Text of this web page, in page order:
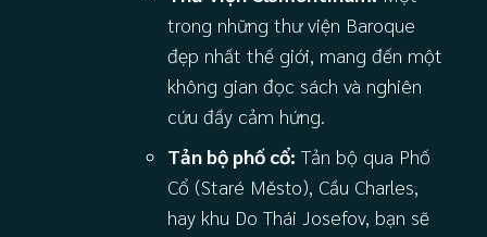
trong những thư viện Baroque
đẹp nhất thế giới, mang đến một
không gian đọc sách và nghiên
cứu đầy cảm hứng.
Tản bộ phố cổ: Tản bộ qua Phố
Cổ (Staré Město), Cầu Charles,
hay khu Do Thái Josefov, bạn sẽ